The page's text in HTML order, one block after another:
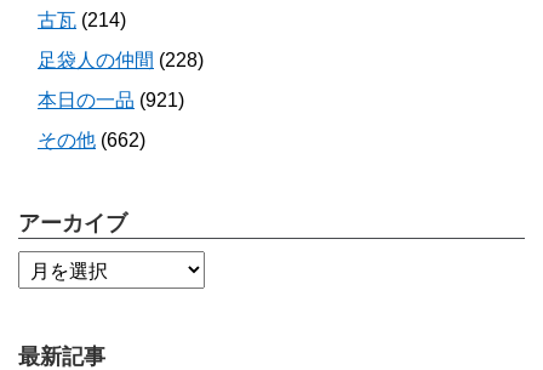
古瓦 (214)
足袋人の仲間 (228)
本日の一品 (921)
その他 (662)
アーカイブ
最新記事